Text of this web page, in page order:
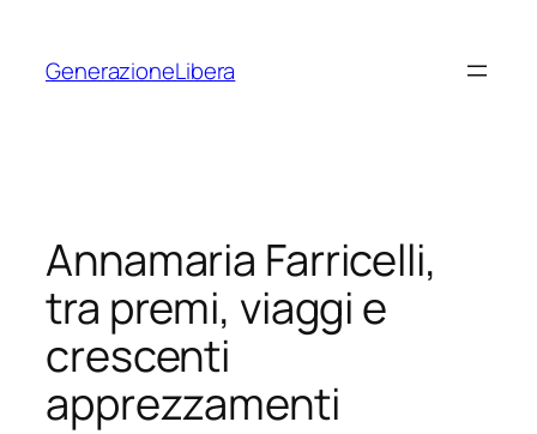
contenuto
GenerazioneLibera
Annamaria Farricelli,
tra premi, viaggi e
crescenti
apprezzamenti